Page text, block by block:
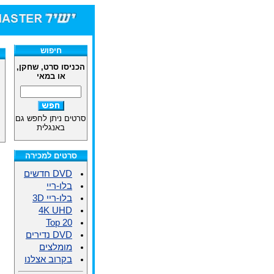
חיפוש
הכניסו סרט, שחקן,
או במאי
סרטים ניתן לחפש גם
באנגלית
סרטים למכירה
DVD חדשים
בלו-ריי
בלו-ריי 3D
4K UHD
Top 20
DVD נדירים
מומלצים
בקרוב אצלנו